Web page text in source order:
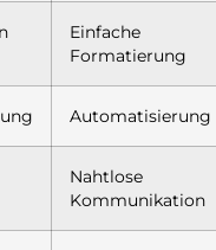
Einfache
Formatierung
Automatisierung
Nahtlose
Kommunikation